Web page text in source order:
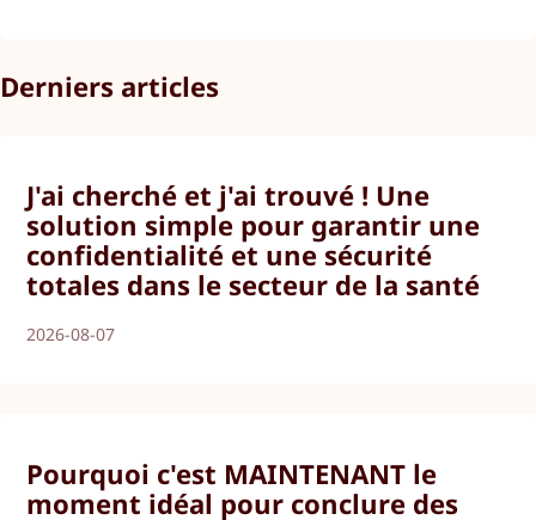
Derniers articles
J'ai cherché et j'ai trouvé ! Une
solution simple pour garantir une
confidentialité et une sécurité
totales dans le secteur de la santé
2026-08-07
Pourquoi c'est MAINTENANT le
moment idéal pour conclure des